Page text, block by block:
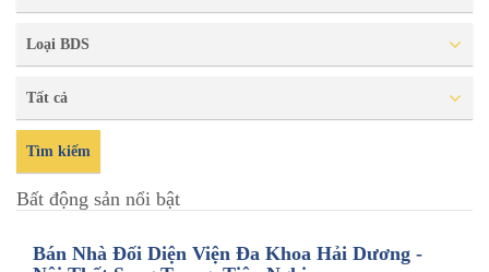
Loại BDS
Tất cả
Tìm kiếm
Bất động sản nổi bật
Bán Nhà Đối Diện Viện Đa Khoa Hải Dương -